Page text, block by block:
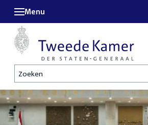
Zoeken
Menu